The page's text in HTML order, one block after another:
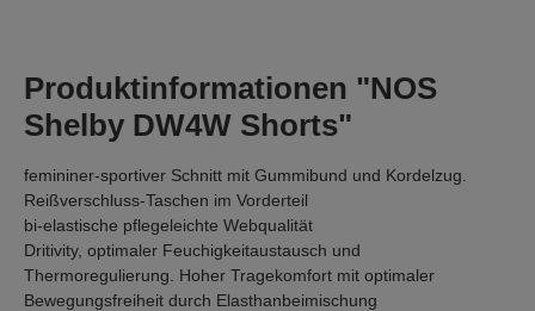
Produktinformationen "NOS
Shelby DW4W Shorts"
femininer-sportiver Schnitt mit Gummibund und Kordelzug.
Reißverschluss-Taschen im Vorderteil
bi-elastische pflegeleichte Webqualität
Dritivity, optimaler Feuchigkeitaustausch und
Thermoregulierung. Hoher Tragekomfort mit optimaler
Bewegungsfreiheit durch Elasthanbeimischung